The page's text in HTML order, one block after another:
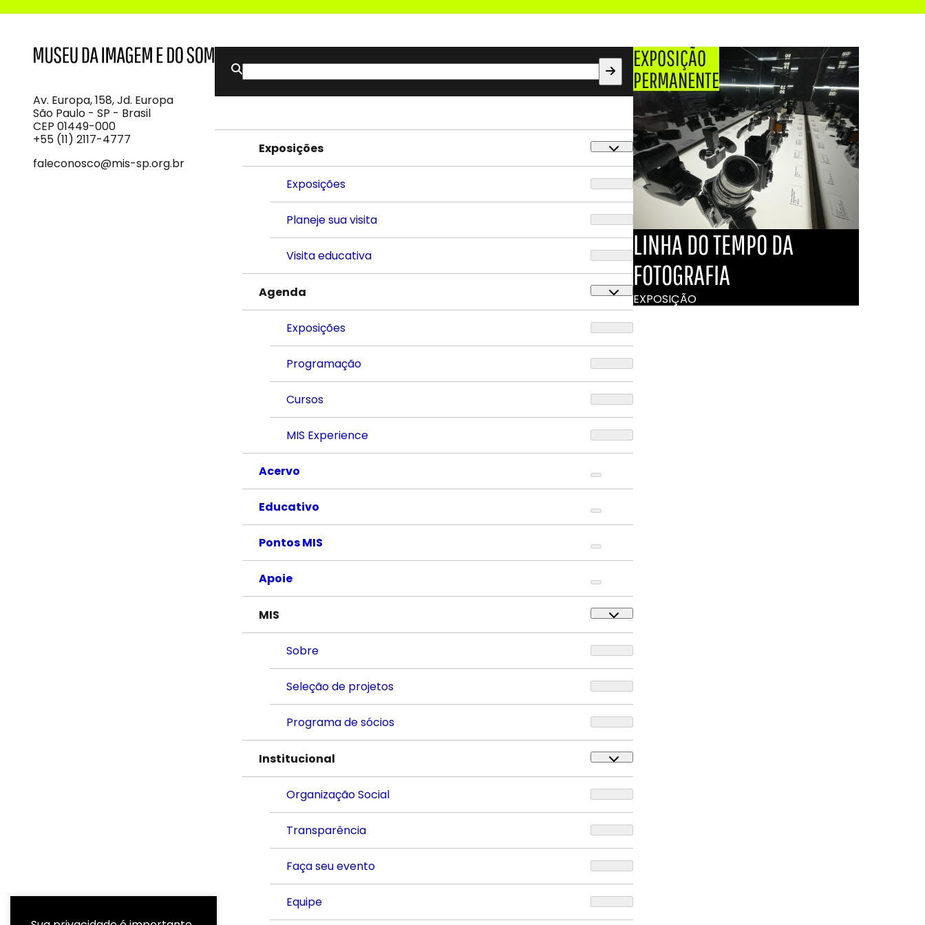
Imagem
e
do
Som
Av. Europa, 158, Jd. Europa
São Paulo - SP - Brasil
CEP 01449-000
+55 (11) 2117-4777
faleconosco@mis-sp.org.br
Buscar
por:
Exposições
Exposições
Planeje sua visita
Visita educativa
Agenda
Exposições
Programação
Cursos
MIS Experience
Acervo
Educativo
Pontos MIS
Apoie
MIS
Sobre
Seleção de projetos
Programa de sócios
Institucional
Organização Social
Transparência
Faça seu evento
Equipe
EXPOSIÇÃO
PERMANENTE
LINHA DO TEMPO DA
FOTOGRAFIA
EXPOSIÇÃO